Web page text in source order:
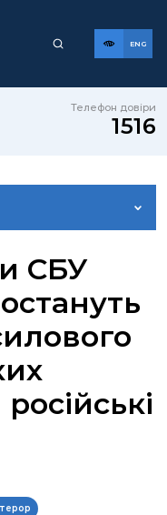
ENG
Телефон довіри
1516
СБУ